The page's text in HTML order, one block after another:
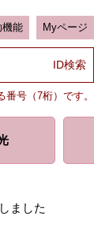
機能 Myページ
号（7桁）です。
ました